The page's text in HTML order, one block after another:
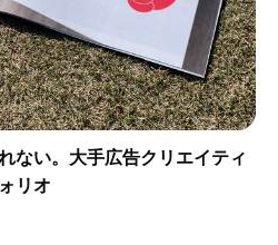
ない。大手広告クリエイティ
リオ